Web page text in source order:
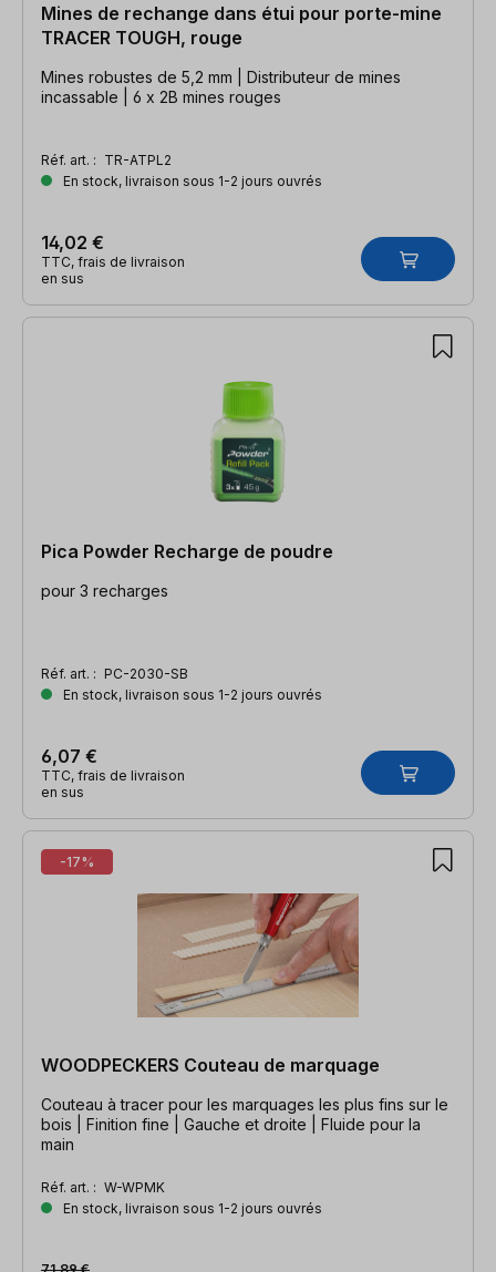
Mines de rechange dans étui pour porte-mine
TRACER TOUGH, rouge
Mines robustes de 5,2 mm | Distributeur de mines
incassable | 6 x 2B mines rouges
Réf. art. : TR-ATPL2
En stock, livraison sous 1-2 jours ouvrés
14,02 €
TTC, frais de livraison
en sus
Pica Powder Recharge de poudre
pour 3 recharges
Réf. art. : PC-2030-SB
En stock, livraison sous 1-2 jours ouvrés
6,07 €
TTC, frais de livraison
en sus
-17%
WOODPECKERS Couteau de marquage
Couteau à tracer pour les marquages les plus fins sur le
bois | Finition fine | Gauche et droite | Fluide pour la
main
Réf. art. : W-WPMK
En stock, livraison sous 1-2 jours ouvrés